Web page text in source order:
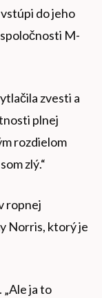
do jeho
M-
zvesti a
plnej
rozdielom
zlý.“
ropnej
Norris, ktorý je
„Ale ja to